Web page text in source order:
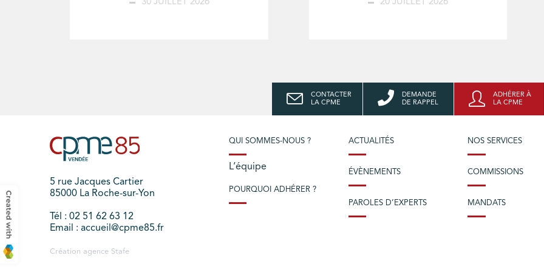
30 JUILLET 2026 20 JUILLET 2026
CONTACTER
LA CPME
DEMANDE
DE RAPPEL
ADHÉRER À
LA CPME
5 rue Jacques Cartier
85000 La Roche-sur-Yon
Tél : 02 51 62 63 12
Email : accueil@cpme85.fr
Création agence Stafe
QUI SOMMES-NOUS ?
L’équipe
POURQUOI ADHÉRER ?
ACTUALITÉS
ÉVÈNEMENTS
PAROLES D’EXPERTS
NOS SERVICES
COMMISSIONS
MANDATS